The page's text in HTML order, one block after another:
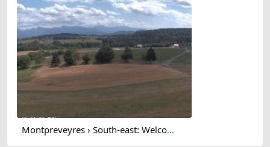
Montpreveyres › South-east: Welcome Swiss & Events SA